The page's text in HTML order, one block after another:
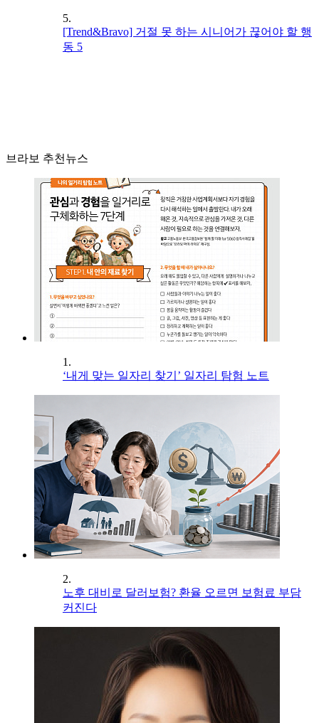
5.
[Trend&Bravo] 거절 못 하는 시니어가 끊어야 할 행
동 5
브라보 추천뉴스
1.
‘내게 맞는 일자리 찾기’ 일자리 탐험 노트
2.
노후 대비로 달러보험? 환율 오르면 보험료 부담
커진다